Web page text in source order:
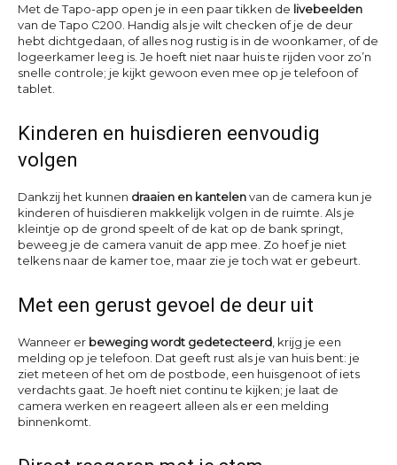
Met de Tapo-app open je in een paar tikken de livebeelden
van de Tapo C200. Handig als je wilt checken of je de deur
hebt dichtgedaan, of alles nog rustig is in de woonkamer, of de
logeerkamer leeg is. Je hoeft niet naar huis te rijden voor zo’n
snelle controle; je kijkt gewoon even mee op je telefoon of
tablet.
Kinderen en huisdieren eenvoudig
volgen
Dankzij het kunnen draaien en kantelenvan de camera kun je
kinderen of huisdieren makkelijk volgen in de ruimte. Als je
kleintje op de grond speelt of de kat op de bank springt,
beweeg je de camera vanuit de app mee. Zo hoef je niet
telkens naar de kamer toe, maar zie je toch wat er gebeurt.
Met een gerust gevoel de deur uit
Wanneer er beweging wordt gedetecteerd , krijg je een
melding op je telefoon. Dat geeft rust als je van huis bent: je
ziet meteen of het om de postbode, een huisgenoot of iets
verdachts gaat. Je hoeft niet continu te kijken; je laat de
camera werken en reageert alleen als er een melding
binnenkomt.